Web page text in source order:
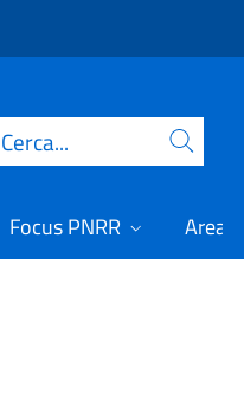
Cerca
Focus PNRR Area